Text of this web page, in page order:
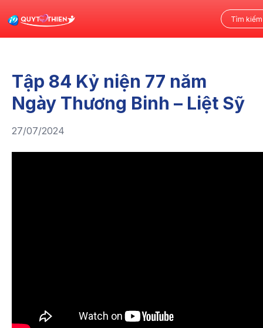
Tập 84 Kỷ niện 77 năm
Ngày Thương Binh – Liệt Sỹ
27/07/2024